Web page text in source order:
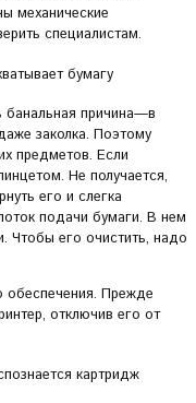
механические
специалистам.
бумагу
банальная причина—в
заколка. Поэтому
предметов. Если
Не получается,
его и слегка
подачи бумаги. В нем
Чтобы его очистить, надо
Прежде
отключив его от
картридж